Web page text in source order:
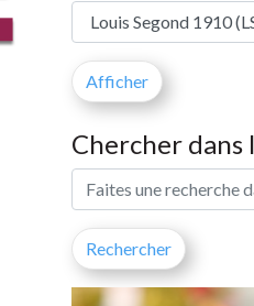
Chercher dans